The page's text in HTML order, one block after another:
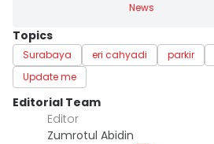
News
Topics
Surabaya eri cahyadi parkir
Update me
Editorial Team
Editor
Zumrotul Abidin